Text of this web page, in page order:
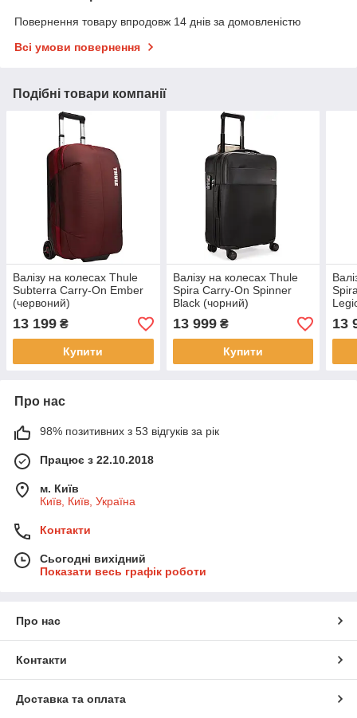
Повернення товару впродовж 14 днів за домовленістю
Всі умови повернення
Подібні товари компанії
Валізу на колесах Thule
Subterra Carry-On Ember
(червоний)
13 199 ₴
Купити
Валізу на колесах Thule
Spira Carry-On Spinner
Black (чорний)
13 999₴
Купити
13
Про нас
98% позитивних з 53 відгуків за рік
Працює з 22.10.2018
м. Київ
Київ, Київ, Україна
Контакти
Сьогодні вихідний
Показати весь графік роботи
Про нас
Контакти
Доставка та оплата